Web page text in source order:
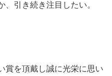
引き続き注目したい。
賞を頂戴し誠に光栄に思い